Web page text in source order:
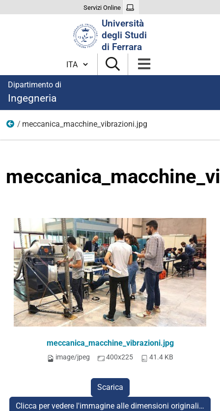
Servizi Online
Università
degli Studi
di Ferrara
Cambia lingua
Dipartimento di
Ingegneria
Immagini aree di ricerca
meccanica_macchine_vibrazioni.jpg
meccanica_macchine_vibrazioni.jpg
image/jpeg 400x225 41.4 KB
Scarica
Clicca per vedere l'immagine alle dimensioni originali…